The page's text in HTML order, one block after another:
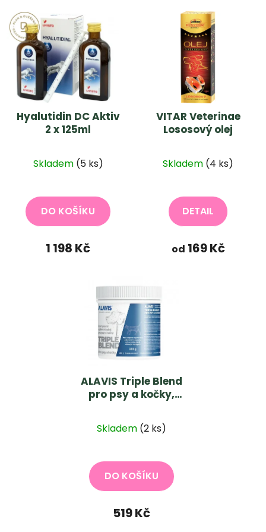
Hyalutidin DC Aktiv
2 x 125ml
hodnocení
5,0
5
Skladem (5 ks)
DO KOŠÍKU
1 198 Kč
VITAR Veterinae
Lososový olej
hodnocení
5,0
5
Skladem (4 ks)
DETAIL
od 169 Kč
ALAVIS Triple Blend
pro psy a kočky,
Skladem (2 ks)
DO KOŠÍKU
519 Kč